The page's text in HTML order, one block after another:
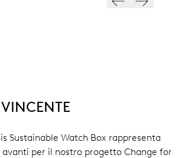
Sustainable Watch Box rappresenta
avanti per il nostro progetto Change for